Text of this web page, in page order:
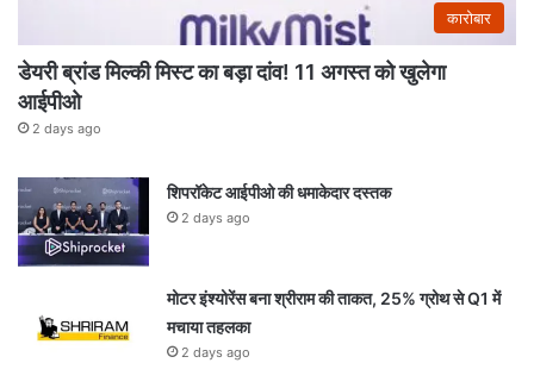
कारोबार
डेयरी ब्रांड मिल्की मिस्ट का बड़ा दांव! 11 अगस्त को खुलेगा
आईपीओ
2 days ago
शिपरॉकेट आईपीओ की धमाकेदार दस्तक
2 days ago
मोटर इंश्योरेंस बना श्रीराम की ताकत, 25% ग्रोथ से Q1 में
मचाया तहलका
2 days ago